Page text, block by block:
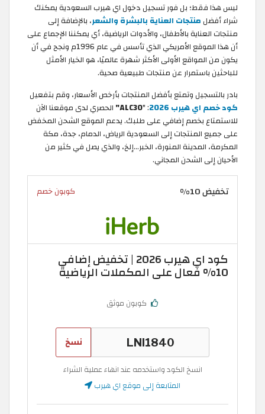
ليس هذا فقط؛ بل فور تسجيل دخول اي هيرب السعودية يمكنك
شراء أفضل منتجات العناية بالبشرة والشعر، بالإضافة إلى
منتجات العناية بالأطفال، والأدوات الرياضية، أي يمكننا الإجماع على
أن هذا الموقع الأمريكي الذي تأسس في عام 1996م ونجح في أن
يكون من المواقع الأولى الأكثر شهرة عالميًا، هو الخيار الأمثل
للباحثين باستمرار عن منتجات طبيعية صحية.
بادر بالتسجيل وتمتع بأفضل المنتجات بأرخص الأسعار، وقم بتفعيل
كود خصم اي هيرب 2026
: "
ALC30" الحصري لدى موقعنا الآن
للاستمتاع بخصم إضافي على طلبك. يدعم الموقع الشحن المخفض
على جميع المنتجات إلى السعودية الرياض، الدمام، جدة، مكة
المكرمة، المدينة المنورة، الخبر…إلخ، والذي يصل في كثير من
الأحيان إلى الشحن المجاني.
تخفيض 10% كوبون خصم
كود اي هيرب 2026 | تخفيض إضافي
10% فعال على المكملات الرياضية
كوبون موثق
نسخ
انسخ الكود واستخدمه عند انهاء عملية الشراء
المتابعة إلى موقع اي هيرب